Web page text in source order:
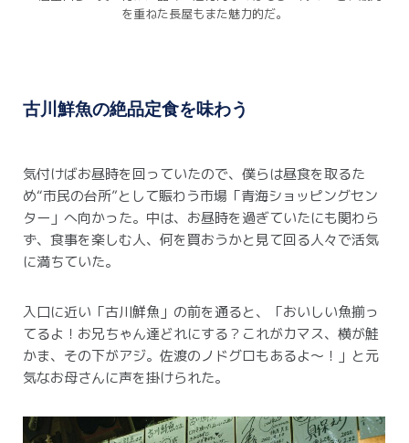
を重ねた長屋もまた魅力的だ。
古川鮮魚の絶品定食を味わう
気付けばお昼時を回っていたので、僕らは昼食を取るた
め“市民の台所”として賑わう市場「青海ショッピングセン
ター」へ向かった。 中は、お昼時を過ぎていたにも関わら
ず、食事を楽しむ人、何を買おうかと見て回る人々で活気
に満ちていた。
入口に近い「古川鮮魚」の前を通ると、「おいしい魚揃っ
てるよ！お兄ちゃん達どれにする？これがカマス、横が鮭
かま、その下がアジ。佐渡のノドグロもあるよ～！」と元
気なお母さんに声を掛けられた。